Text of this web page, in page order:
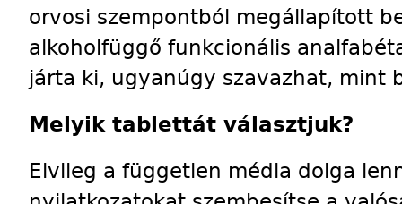
orvosi szempontból megállapított
alkoholfüggő funkcionális
járta ki, ugyanúgy szavazhat, mint
Melyik tablettát választjuk?
Elvileg a független média dolga